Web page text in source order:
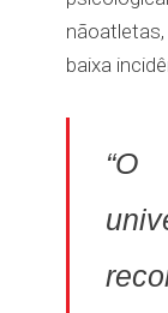
baixa